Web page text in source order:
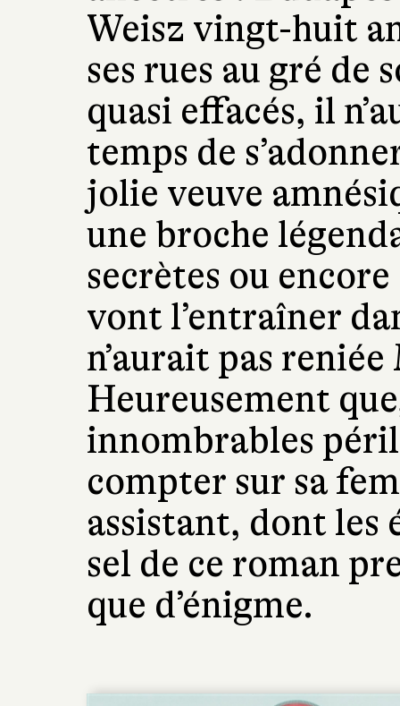
Weisz vingt-huit
ses rues au gré de
quasi effacés, il
temps de
jolie veuve
une broche
secrètes ou
vont l’entraîner
n’aurait pas
Heureusement
innombrables
compter sur sa
assistant, dont les
sel de ce roman
que d’énigme.